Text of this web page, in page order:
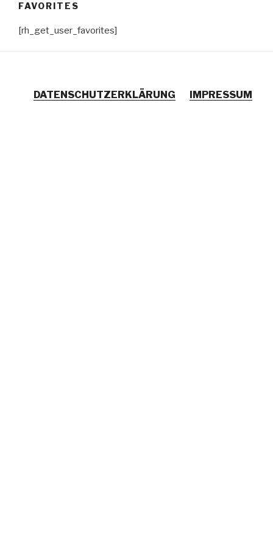
springen
FAVORITES
[rh_get_user_favorites]
DATENSCHUTZERKLÄRUNG IMPRESSUM